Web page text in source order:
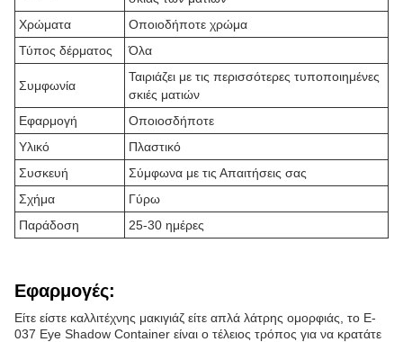
Χρώματα
Οποιοδήποτε χρώμα
Τύπος δέρματος
Όλα
Συμφωνία
Ταιριάζει με τις περισσότερες τυποποιημένες
σκιές ματιών
Εφαρμογή
Οποιοσδήποτε
Υλικό
Πλαστικό
Συσκευή
Σύμφωνα με τις Απαιτήσεις σας
Σχήμα
Γύρω
Παράδοση
25-30 ημέρες
Εφαρμογές:
Είτε είστε καλλιτέχνης μακιγιάζ είτε απλά λάτρης ομορφιάς, το E-
037 Eye Shadow Container είναι ο τέλειος τρόπος για να κρατάτε